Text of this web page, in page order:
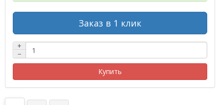
Заказ в 1 клик
+
−
Купить